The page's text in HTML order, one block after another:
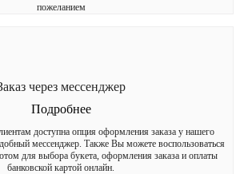
пожеланием
через мессенджер
Подробнее
доступна опция оформления заказа у нашего
мессенджер. Также Вы можете воспользоваться
для выбора букета, оформления заказа и оплаты
банковской картой онлайн.